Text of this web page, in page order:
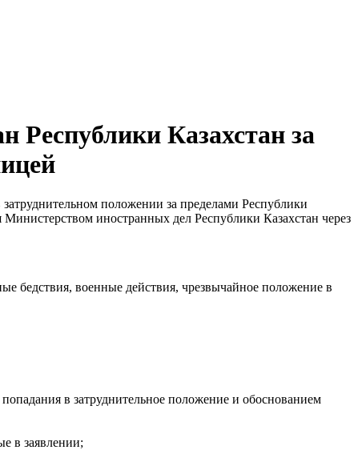
Республики Казахстан за
положении за пределами Республики
иностранных дел Республики Казахстан через
бедствия, военные действия, чрезвычайное положение в
в затруднительное положение и обоснованием
в заявлении;